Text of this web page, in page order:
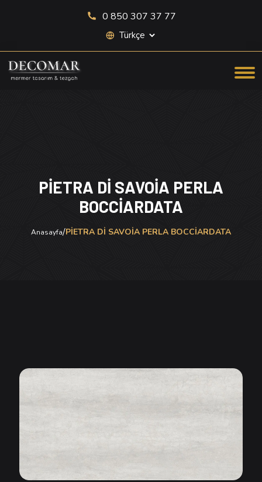
0 850 307 37 77
Site dili seçimi
PİETRA Dİ SAVOİA PERLA
BOCCİARDATA
Anasayfa/PİETRA Dİ SAVOİA PERLA BOCCİARDATA